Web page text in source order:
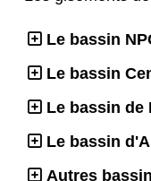
Le bassin
Le bassin
Le bassin de
Le bassin
Autres